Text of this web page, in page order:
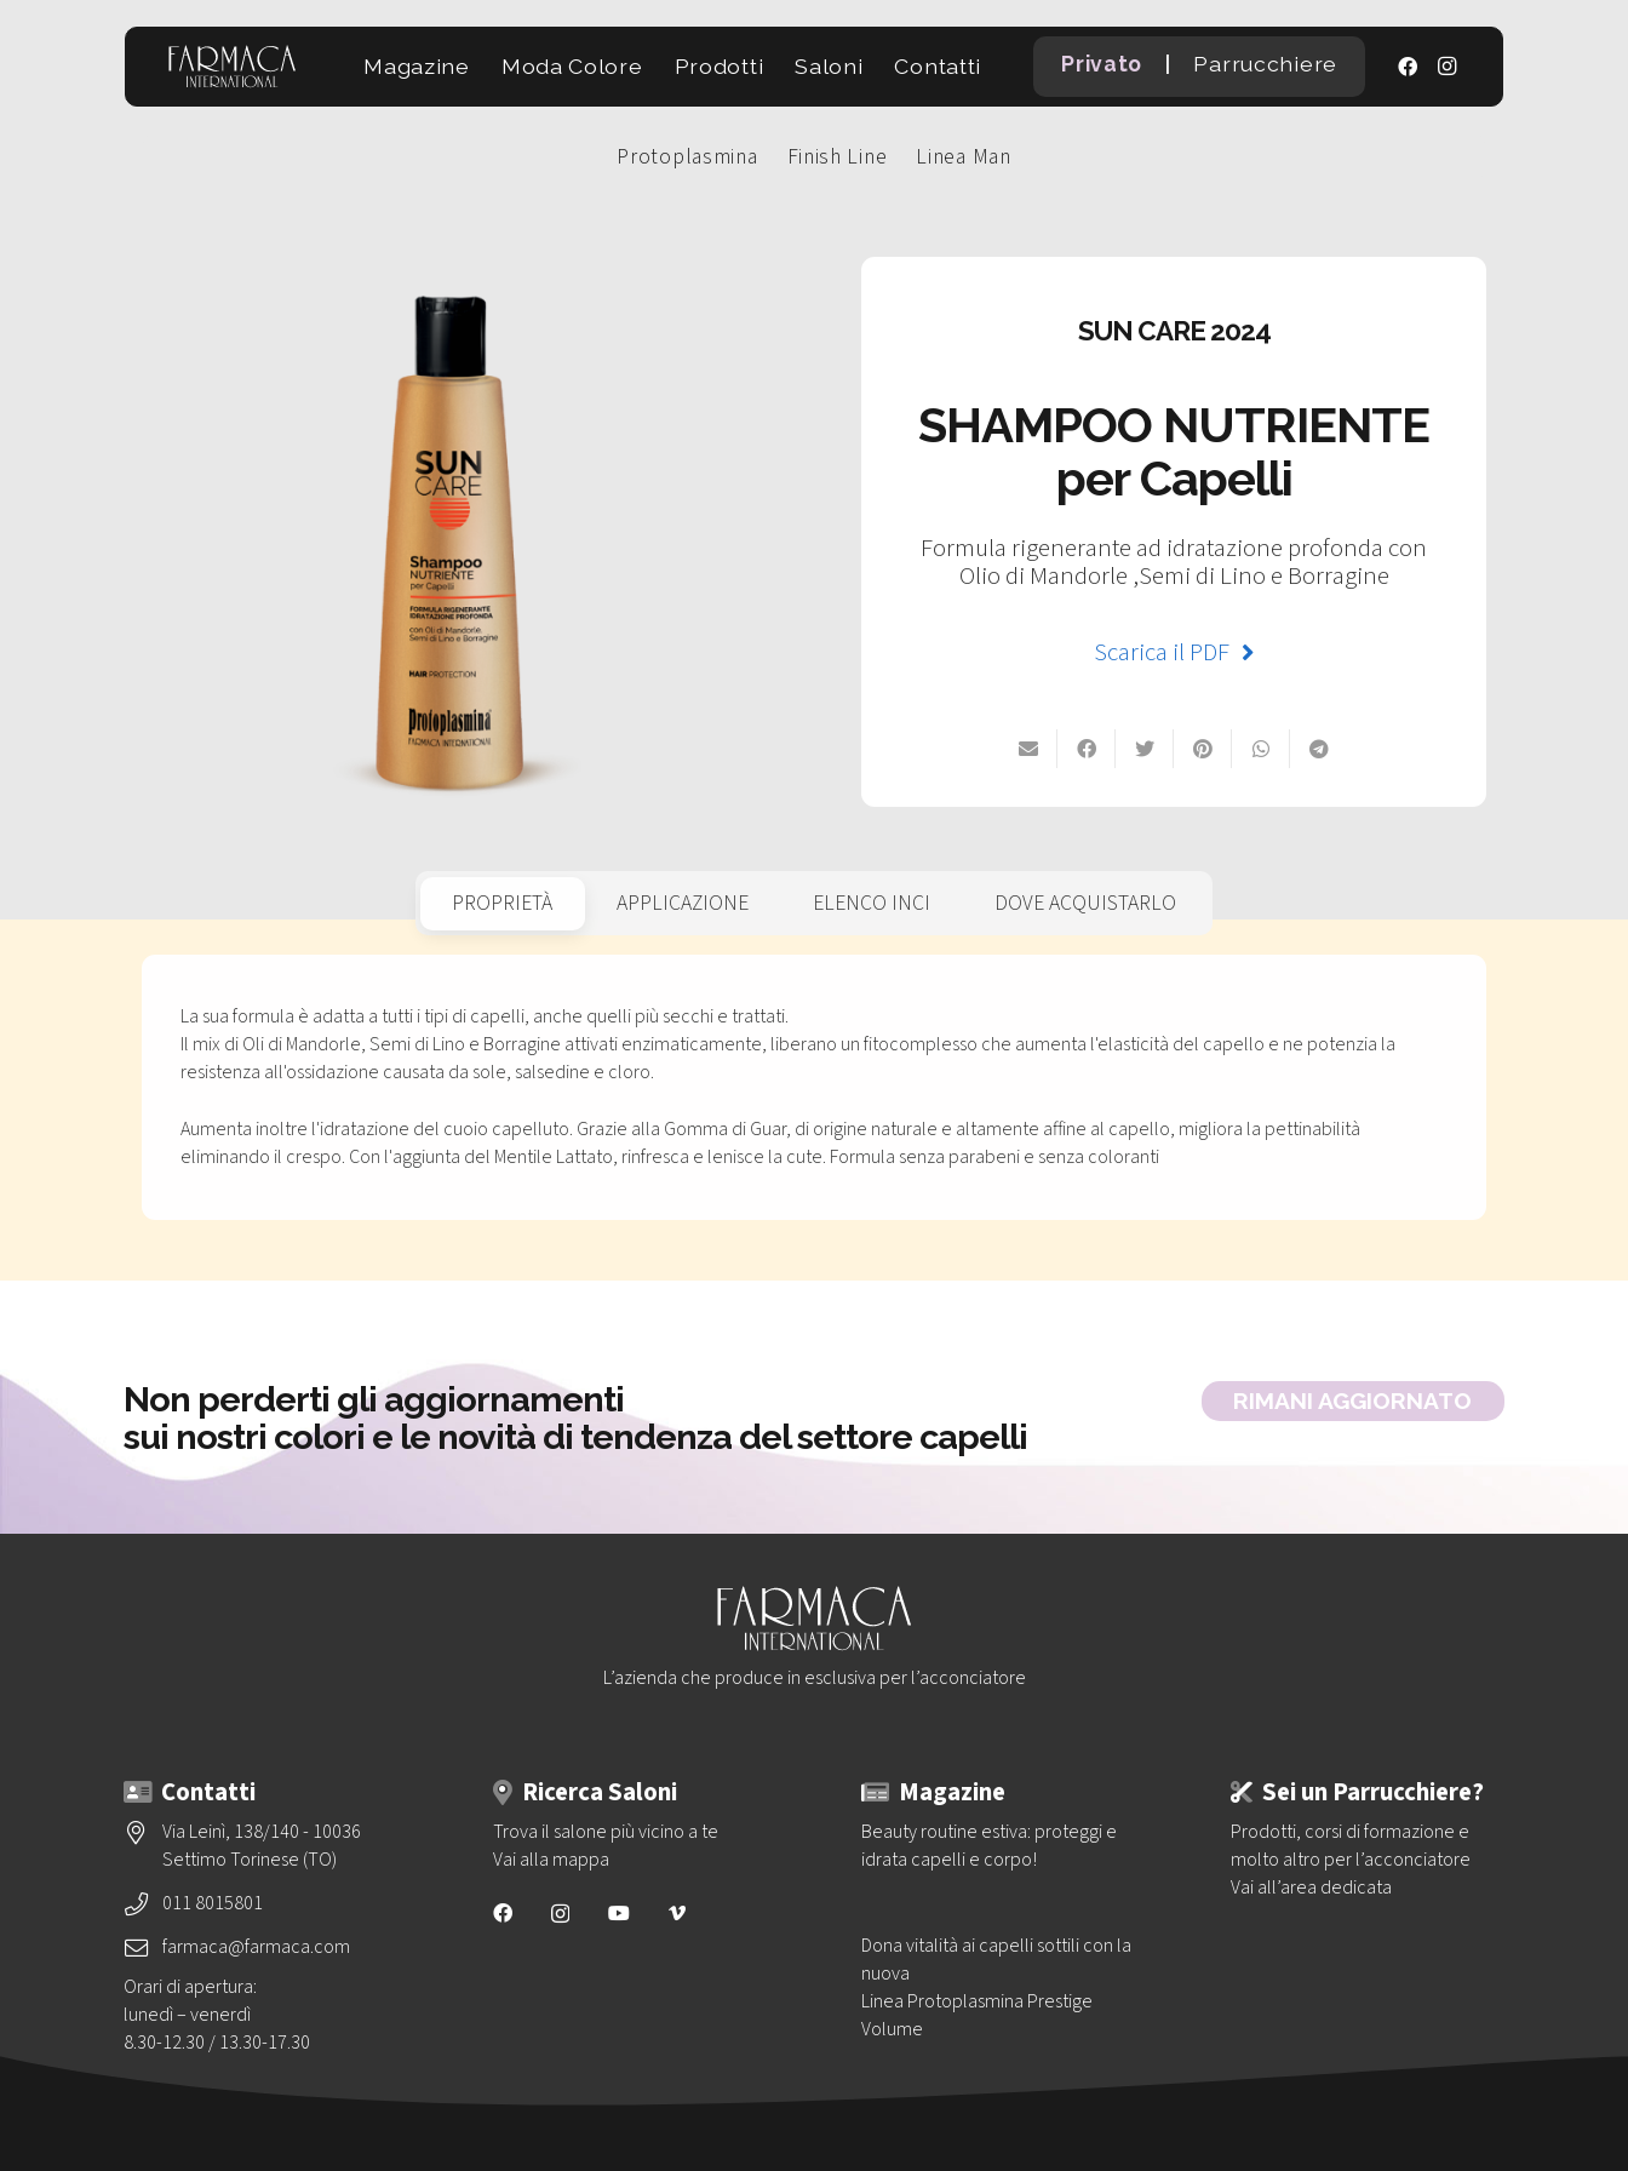
Magazine Moda Colore Prodotti Saloni Contatti Privato | Parrucchiere
Protoplasmina Finish Line Linea Man
SUN CARE 2024
SHAMPOO NUTRIENTE
per Capelli
Formula rigenerante ad idratazione profonda con
Olio di Mandorle ,Semi di Lino e Borragine
Scarica il PDF
PROPRIETÀ APPLICAZIONE ELENCO INCI DOVE ACQUISTARLO
La sua formula è adatta a tutti i tipi di capelli, anche quelli più secchi e trattati.
Il mix di Oli di Mandorle, Semi di Lino e Borragine attivati enzimaticamente, liberano un fitocomplesso che aumenta l'elasticità del capello e ne potenzia la
resistenza all'ossidazione causata da sole, salsedine e cloro.
Aumenta inoltre l'idratazione del cuoio capelluto. Grazie alla Gomma di Guar, di origine naturale e altamente affine al capello, migliora la pettinabilità
eliminando il crespo. Con l'aggiunta del Mentile Lattato, rinfresca e lenisce la cute. Formula senza parabeni e senza coloranti
Non perderti gli aggiornamenti
sui nostri colori e le novità di tendenza del settore capelli
RIMANI AGGIORNATO
L’azienda che produce in esclusiva per l’acconciatore
Contatti
Via Leinì, 138/140 - 10036
Settimo Torinese (TO)
011 8015801
farmaca@farmaca.com
Orari di apertura:
lunedì – venerdì
8.30-12.30 / 13.30-17.30
Ricerca Saloni
Trova il salone più vicino a te
Vai alla mappa
Magazine
Beauty routine estiva: proteggi e
idrata capelli e corpo!
Dona vitalità ai capelli sottili con la
nuova
Linea Protoplasmina Prestige
Volume
Sei un Parrucchiere?
Prodotti, corsi di formazione e
molto altro per l’acconciatore
Vai all’area dedicata